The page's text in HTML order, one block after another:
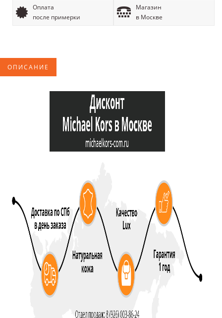
Оплата
после примерки
Магазин
в Москве
ОПИСАНИЕ